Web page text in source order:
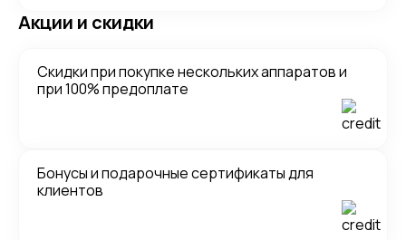
Акции и скидки
Скидки при покупке нескольких аппаратов и
при 100% предоплате
Бонусы и подарочные сертификаты для
клиентов